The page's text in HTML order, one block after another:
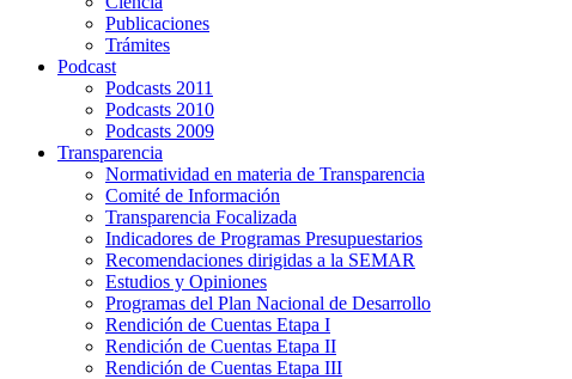
Publicaciones
Trámites
Podcast
Podcasts 2011
Podcasts 2010
Podcasts 2009
Transparencia
Normatividad en materia de Transparencia
Comité de Información
Transparencia Focalizada
Indicadores de Programas Presupuestarios
Recomendaciones dirigidas a la SEMAR
Estudios y Opiniones
Programas del Plan Nacional de Desarrollo
Rendición de Cuentas Etapa I
Rendición de Cuentas Etapa II
Rendición de Cuentas Etapa III